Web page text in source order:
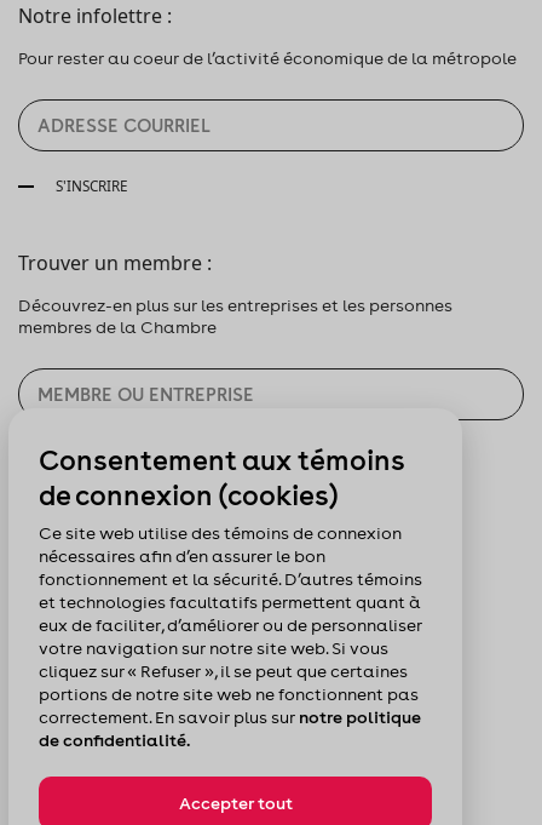
Notre infolettre :
Pour rester au coeur de l’activité économique de la métropole
S'INSCRIRE
Trouver un membre :
Découvrez-en plus sur les entreprises et les personnes
membres de la Chambre
CHERCHER
Pour nous suivre :
Consentement aux témoins
de connexion (cookies)
Ce site web utilise des témoins de connexion
nécessaires afin d’en assurer le bon
fonctionnement et la sécurité. D’autres témoins
et technologies facultatifs permettent quant à
eux de faciliter, d’améliorer ou de personnaliser
votre navigation sur notre site web. Si vous
cliquez sur « Refuser », il se peut que certaines
portions de notre site web ne fonctionnent pas
correctement. En savoir plus sur notre politique
de confidentialité.
Accepter tout